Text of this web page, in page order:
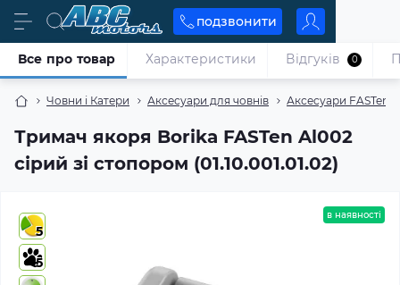
подзвонити
Човни і Катери Аксесуари для човнів Аксесуари FASTen
Тримач якоря Borika FASTen Al002
сірий зі стопором (01.10.001.01.02)
Все про товар Характеристики Відгуків 0
5
5
в наявності